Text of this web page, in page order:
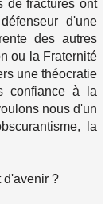
de fractures ont
d'une
des autres
ou la Fraternité
une théocratie
confiance à la
nous d'un
la
d'avenir ?